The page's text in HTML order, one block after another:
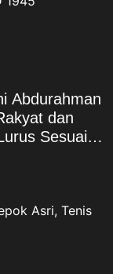
Abdurahman
dan
Sesuai